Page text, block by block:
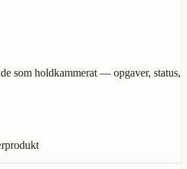
som holdkammerat — opgaver, status,